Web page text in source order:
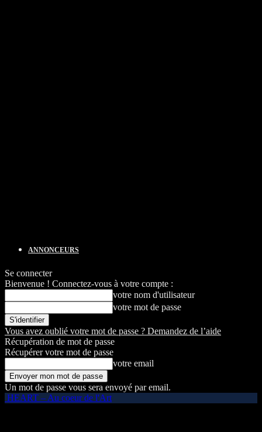
ANNONCEURS
Se connecter
Bienvenue ! Connectez-vous à votre compte :
votre nom d'utilisateur
votre mot de passe
Vous avez oublié votre mot de passe ? Demandez de l’aide
Récupération de mot de passe
Récupérer votre mot de passe
votre email
Un mot de passe vous sera envoyé par email.
HEART – Au coeur de l'Art